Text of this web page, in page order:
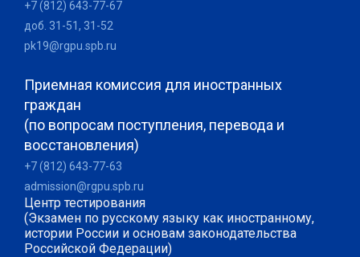
+7 (812) 643-77-67
доб. 31-51, 31-52
pk19@rgpu.spb.ru
Приемная комиссия для иностранных
граждан
(по вопросам поступления, перевода и
восстановления)
+7 (812) 643-77-63
admission@rgpu.spb.ru
Центр тестирования
(Экзамен по русскому языку как иностранному,
истории России и основам законодательства
Российской Федерации)